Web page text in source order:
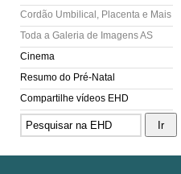
Cordão Umbilical, Placenta e Mais AS
Toda a Galeria de Imagens AS
Cinema
Resumo do Pré-Natal
Compartilhe vídeos EHD